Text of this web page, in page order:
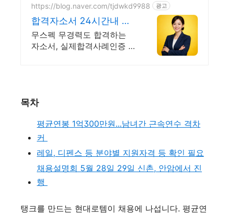
할 핵심 포인트와 최신 트렌
드 면접 코칭! 먼저 알아보세
요
https://blog.naver.com/tjdwkd9988 광고
합격자소서 24시간내 완
성 서류 합격의 비밀
무스펙 무경력도 합격하는
자소서, 실제합격사례인증 확
목차
평균연봉 1억300만원...남녀간 근속연수 격차
커
레일, 디펜스 등 분야별 지원자격 등 확인 필요
채용설명회 5월 28일 29일 신촌, 안암에서 진
행
탱크를 만드는 현대로템이 채용에 나섭니다. 평균연